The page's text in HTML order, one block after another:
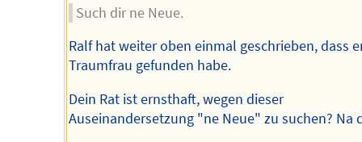
Such dir ne Neue.
Ralf hat weiter oben einmal geschrieben, dass
Traumfrau gefunden habe.
Dein Rat ist ernsthaft, wegen dieser
Auseinandersetzung "ne Neue" zu suchen? Na